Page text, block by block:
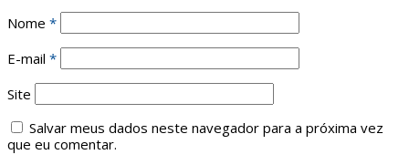
Nome *
E-mail *
Site
Salvar meus dados neste navegador para a próxima vez
que eu comentar.